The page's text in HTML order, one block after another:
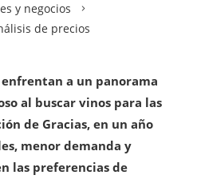
y negocios
de precios
enfrentan a un panorama
al buscar vinos para las
de Gracias, en un año
menor demanda y
las preferencias de